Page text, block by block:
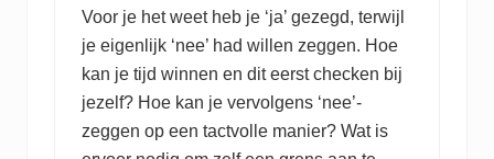
Voor je het weet heb je ‘ja’ gezegd, terwijl
je eigenlijk ‘nee’ had willen zeggen. Hoe
kan je tijd winnen en dit eerst checken bij
jezelf? Hoe kan je vervolgens ‘nee’-
zeggen op een tactvolle manier? Wat is